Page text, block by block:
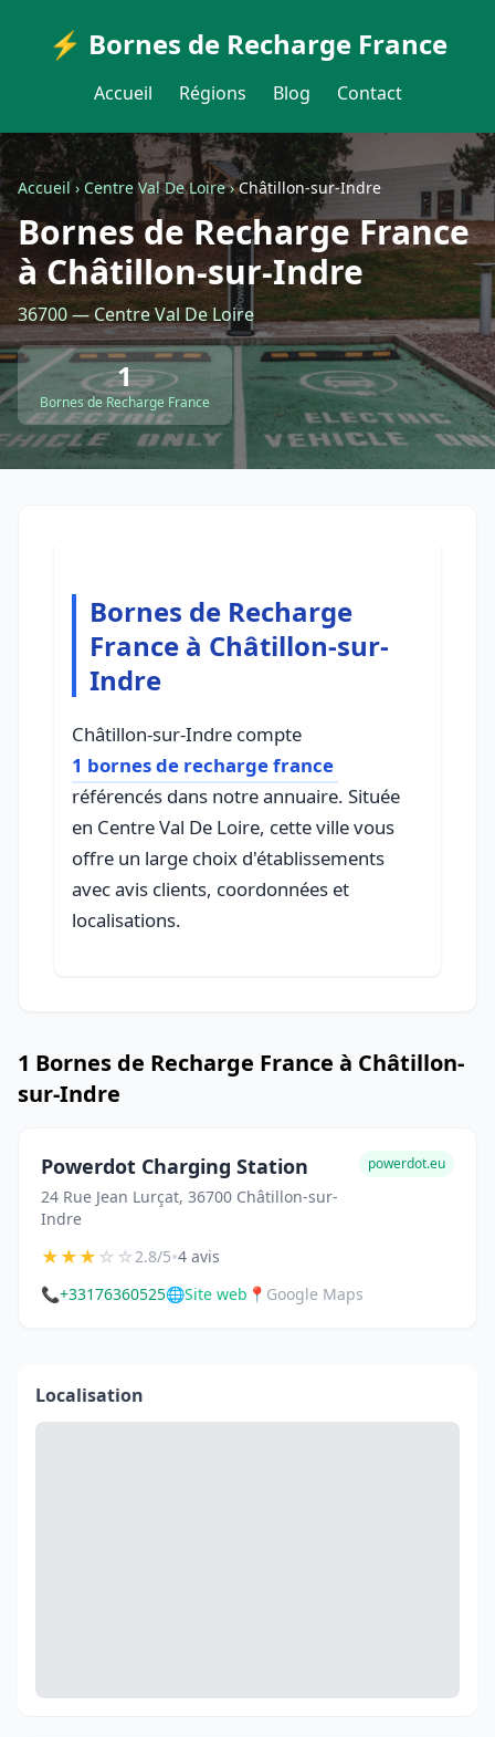
⚡ Bornes de Recharge France
Accueil Régions Blog Contact
Accueil›Centre Val De Loire›Châtillon-sur-Indre
Bornes de Recharge France
à Châtillon-sur-Indre
36700 — Centre Val De Loire
1
Bornes de Recharge France
Bornes de Recharge
France à Châtillon-sur-
Indre
Châtillon-sur-Indre compte
1 bornes de recharge france
référencés dans notre annuaire. Située
en Centre Val De Loire, cette ville vous
offre un large choix d'établissements
avec avis clients, coordonnées et
localisations.
1 Bornes de Recharge France à Châtillon-
sur-Indre
Powerdot Charging Station
24 Rue Jean Lurçat, 36700 Châtillon-sur-
Indre
powerdot.eu
★★★☆☆2.8/5•4 avis
📞+33176360525🌐Site web 📍 Google Maps
Localisation